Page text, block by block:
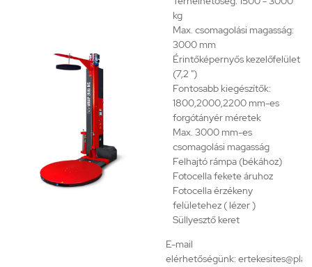
kg
Max. csomagolási magasság:
3000 mm
Érintőképernyős kezelőfelület
(7,2 ")
Fontosabb kiegészítők:
1800,2000,2200 mm-es
forgótányér méretek
Max. 3000 mm-es
csomagolási magasság
Felhajtó rámpa (békához)
Fotocella fekete áruhoz
Fotocella érzékeny
felületehez ( lézer )
Süllyesztő keret
E-mail
elérhetőségünk: